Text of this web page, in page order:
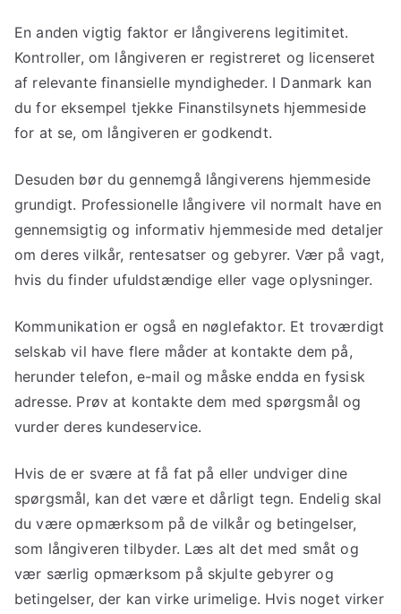
En anden vigtig faktor er långiverens legitimitet.
Kontroller, om långiveren er registreret og licenseret
af relevante finansielle myndigheder. I Danmark kan
du for eksempel tjekke Finanstilsynets hjemmeside
for at se, om långiveren er godkendt.
Desuden bør du gennemgå långiverens hjemmeside
grundigt. Professionelle långivere vil normalt have en
gennemsigtig og informativ hjemmeside med detaljer
om deres vilkår, rentesatser og gebyrer. Vær på vagt,
hvis du finder ufuldstændige eller vage oplysninger.
Kommunikation er også en nøglefaktor. Et troværdigt
selskab vil have flere måder at kontakte dem på,
herunder telefon, e-mail og måske endda en fysisk
adresse. Prøv at kontakte dem med spørgsmål og
vurder deres kundeservice.
Hvis de er svære at få fat på eller undviger dine
spørgsmål, kan det være et dårligt tegn. Endelig skal
du være opmærksom på de vilkår og betingelser,
som långiveren tilbyder. Læs alt det med småt og
vær særlig opmærksom på skjulte gebyrer og
betingelser, der kan virke urimelige. Hvis noget virker